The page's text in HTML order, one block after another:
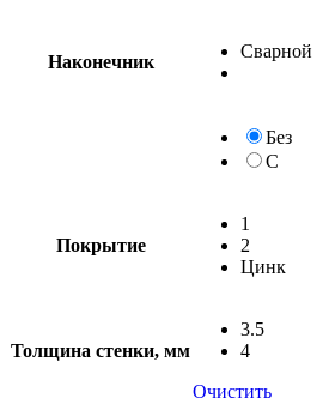
Наконечник
Сварной
Без
С
Покрытие
1
2
Цинк
Толщина стенки, мм
3.5
4
Очистить